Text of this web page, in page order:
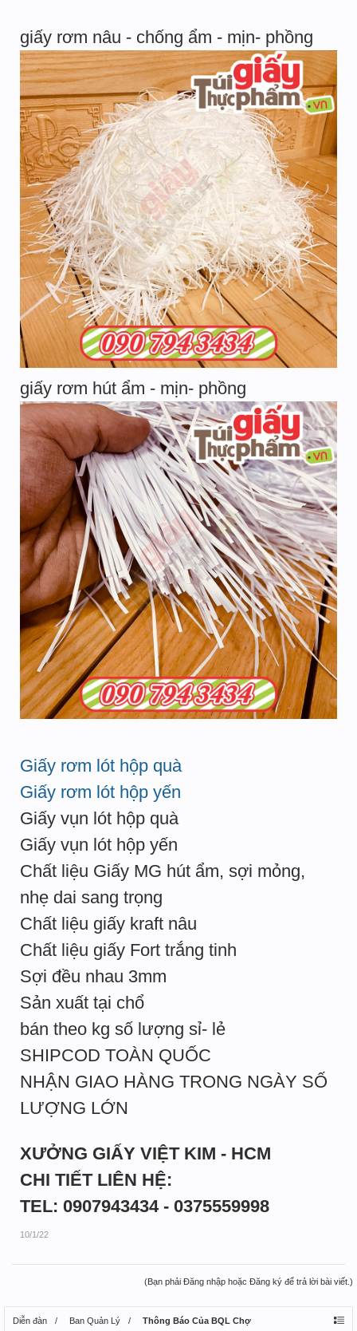
giấy rơm nâu - chống ẩm - mịn- phồng
giấy rơm hút ẩm - mịn- phồng
Giấy rơm lót hộp quà
Giấy rơm lót hộp yến
Giấy vụn lót hộp quà
Giấy vụn lót hộp yến
Chất liệu Giấy MG hút ẩm, sợi mỏng,
nhẹ dai sang trọng
Chất liệu giấy kraft nâu
Chất liệu giấy Fort trắng tinh
Sợi đều nhau 3mm
Sản xuất tại chổ
bán theo kg số lượng sỉ- lẻ
SHIPCOD TOÀN QUỐC
NHẬN GIAO HÀNG TRONG NGÀY SỐ
LƯỢNG LỚN
XƯỞNG GIẤY VIỆT KIM - HCM
CHI TIẾT LIÊN HỆ:
TEL: 0907943434 - 0375559998
10/1/22
(Bạn phải Đăng nhập hoặc Đăng ký để trả lời bài viết.)
Diễn đàn Ban Quản Lý Thông Báo Của BQL Chợ